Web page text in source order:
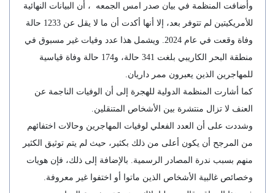
وأضافت المنظمة في بيان صدر امس الجمعه ، أن البيانات النهائية
للأمريكيتين لم تتوفر بعد، إلا أنها أكدت أن ما لا يقل عن 1233 حالة
وفاة وقعت في عام 2024. ويشمل هذا عدد وفيات غير مسبوق في
منطقة البحر الكاريبي بلغت 341 حالة، و174 حالة وفاة قياسية
للمهاجرين الذين يعبرون ممر داريان.
كما أشارت المنظمة الدولية للهجرة إلى أن الوفيات الناجمة عن
العنف لا تزال منتشرة بين الأشخاص المتنقلين.
وشددت على أن العدد الفعلي لوفيات المهاجرين وحالات اختفائهم
من المرجح أن يكون أعلى من ذلك بكثير، حيث لم يتم توثيق الكثير
منهم بسبب ندرة المصادر الرسمية. بالإضافة إلى ذلك، فإن هويات
وخصائص غالبية الأشخاص الذين ماتوا أو اختفوا غير معروفة.